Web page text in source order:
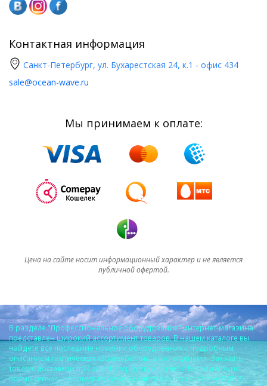
Контактная информация
Санкт-Петербург, ул. Бухарестская 24, к.1 - офис 434
sale@ocean-wave.ru
Мы принимаем к оплате:
Цена на сайте носит информационный характер и не является
публичной офертой.
В разделе "Профессиональное оборудование" интернет-магазина
представлен широкий ассортимент товаров. В нашем каталоге вы
найдете все последние новинки оборудования с подробным
описанием технических характеристик, фото и ценами. Заказать
товар с доставкой по Санкт-Петербургу и по всей России можно
прямо сейчас, оформив покупку на сайте или по телефону 8 (812)